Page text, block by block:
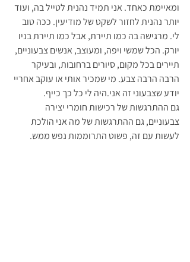
ומאיימת כאחד. אני תמיד נהנית לטייל בה, ועוד
יותר נהנית לחזור לשקט של מודיעין. ככה טוב
לי. מרגישה בה כמו תיירת, אבל כמו תיירת בניו
יורק. הכל שמשי ויפה, ומעוצב, אנשים צבעוניים,
תיירים בכל מקום, סיורים ברחובות, ובעיקר
הרבה הרבה צבע. מי שמכיר אותי או עוקב אחריי
יודע שצבעוני זה אני.היה לי כל כך כייף.
גם ההתרגשות של רכישות חומרי יצירה
צבעוניים, גם ההתרגשות של מה אני הולכת
לעשות עם זה, פשוט התרוממות נפש ממש.